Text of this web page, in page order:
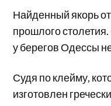
Найденный якорь
прошлого
у берегов Одессы
Судя по клейму,
изготовлен